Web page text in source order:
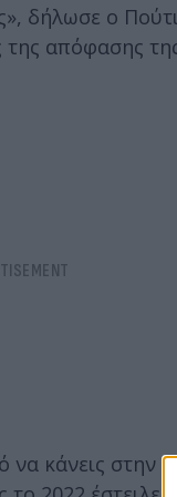
δήλωσε ο
της απόφασης
να κάνεις